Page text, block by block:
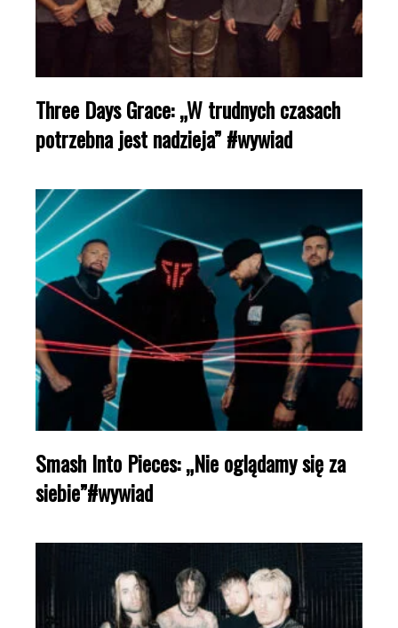
Three Days Grace: „W trudnych czasach
potrzebna jest nadzieja” #wywiad
Smash Into Pieces: „Nie oglądamy się za
siebie”#wywiad